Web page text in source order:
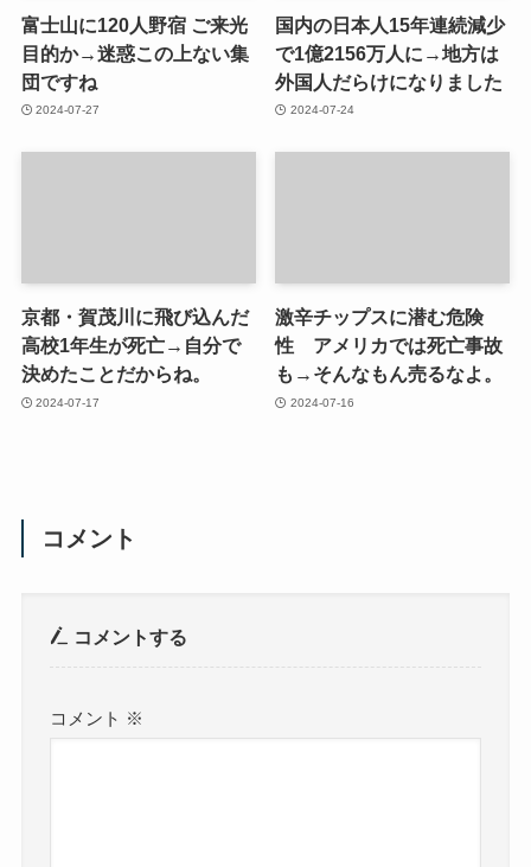
富士山に120人野宿 ご来光
目的か→迷惑この上ない集
団ですね
2024-07-27
国内の日本人15年連続減少
で1億2156万人に→地方は
外国人だらけになりました
2024-07-24
京都・賀茂川に飛び込んだ
高校1年生が死亡→自分で
決めたことだからね。
2024-07-17
激辛チップスに潜む危険
性 アメリカでは死亡事故
も→そんなもん売るなよ。
2024-07-16
コメント
コメントする
コメント ※